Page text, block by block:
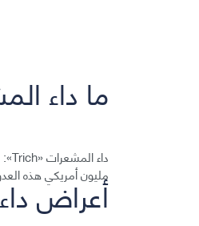
ما داء
مليون أمريكي هذه
أعراض